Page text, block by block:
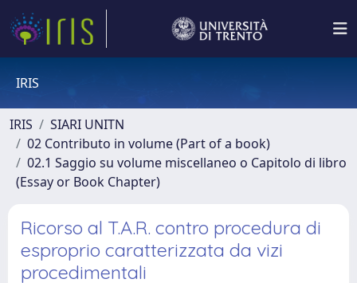
IRIS
IRIS
SIARI UNITN
02 Contributo in volume (Part of a book)
02.1 Saggio su volume miscellaneo o Capitolo di libro
(Essay or Book Chapter)
Ricorso al T.A.R. contro procedura di
esproprio caratterizzata da vizi
procedimentali